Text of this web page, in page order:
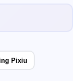
Pixiu